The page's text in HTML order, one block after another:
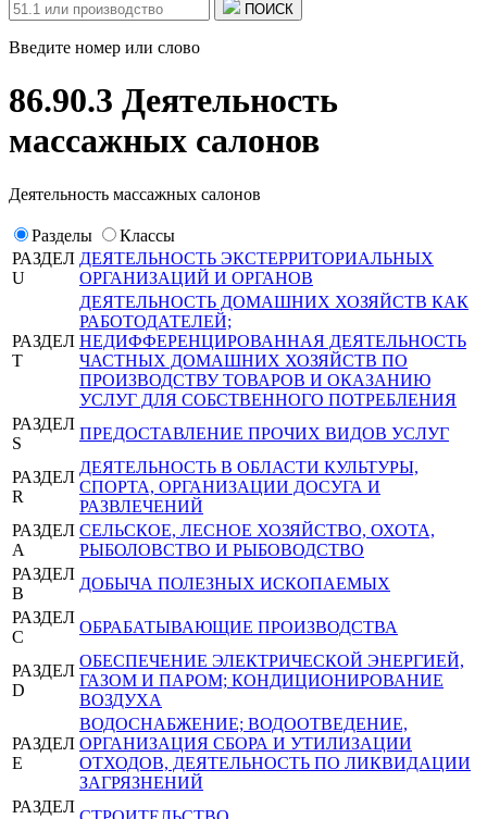
ПОИСК
Введите номер или слово
86.90.3 Деятельность
массажных салонов
Деятельность массажных салонов
Разделы
Классы
РАЗДЕЛ
U
ДЕЯТЕЛЬНОСТЬ ЭКСТЕРРИТОРИАЛЬНЫХ
ОРГАНИЗАЦИЙ И ОРГАНОВ
РАЗДЕЛ
T
ДЕЯТЕЛЬНОСТЬ ДОМАШНИХ ХОЗЯЙСТВ КАК
РАБОТОДАТЕЛЕЙ;
НЕДИФФЕРЕНЦИРОВАННАЯ ДЕЯТЕЛЬНОСТЬ
ЧАСТНЫХ ДОМАШНИХ ХОЗЯЙСТВ ПО
ПРОИЗВОДСТВУ ТОВАРОВ И ОКАЗАНИЮ
УСЛУГ ДЛЯ СОБСТВЕННОГО ПОТРЕБЛЕНИЯ
РАЗДЕЛ
S
ПРЕДОСТАВЛЕНИЕ ПРОЧИХ ВИДОВ УСЛУГ
РАЗДЕЛ
R
ДЕЯТЕЛЬНОСТЬ В ОБЛАСТИ КУЛЬТУРЫ,
СПОРТА, ОРГАНИЗАЦИИ ДОСУГА И
РАЗВЛЕЧЕНИЙ
РАЗДЕЛ
A
СЕЛЬСКОЕ, ЛЕСНОЕ ХОЗЯЙСТВО, ОХОТА,
РЫБОЛОВСТВО И РЫБОВОДСТВО
РАЗДЕЛ
B
ДОБЫЧА ПОЛЕЗНЫХ ИСКОПАЕМЫХ
РАЗДЕЛ
C
ОБРАБАТЫВАЮЩИЕ ПРОИЗВОДСТВА
РАЗДЕЛ
D
ОБЕСПЕЧЕНИЕ ЭЛЕКТРИЧЕСКОЙ ЭНЕРГИЕЙ,
ГАЗОМ И ПАРОМ; КОНДИЦИОНИРОВАНИЕ
ВОЗДУХА
РАЗДЕЛ
E
ВОДОСНАБЖЕНИЕ; ВОДООТВЕДЕНИЕ,
ОРГАНИЗАЦИЯ СБОРА И УТИЛИЗАЦИИ
ОТХОДОВ, ДЕЯТЕЛЬНОСТЬ ПО ЛИКВИДАЦИИ
ЗАГРЯЗНЕНИЙ
РАЗДЕЛ